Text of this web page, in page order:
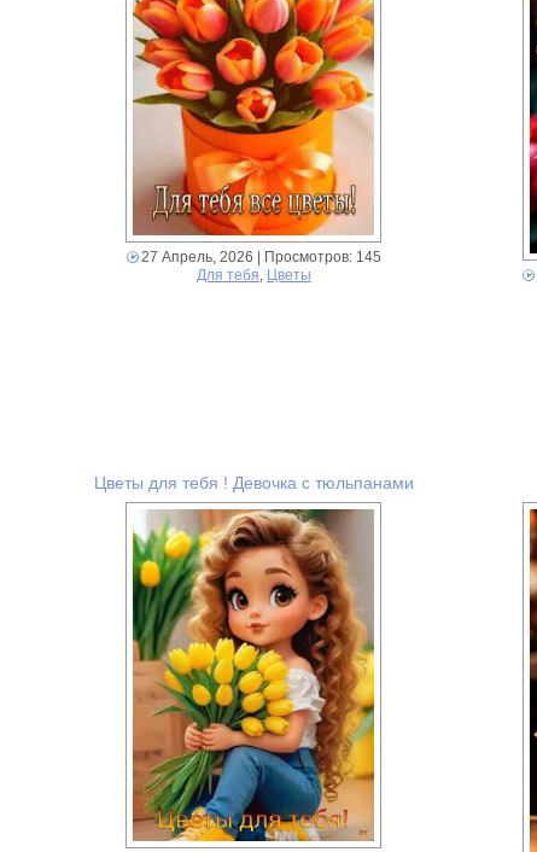
27 Апрель, 2026 | Просмотров: 145
Для тебя, Цветы
Цветы для тебя ! Девочка с тюльпанами